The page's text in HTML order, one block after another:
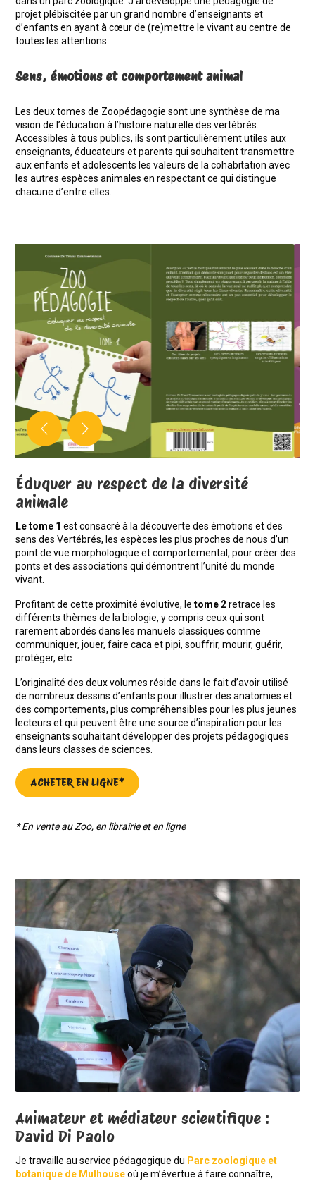
projet plébiscitée par un grand nombre d’enseignants et
d’enfants en ayant à cœur de (re)mettre le vivant au centre de
toutes les attentions.
Sens, émotions et comportement animal
Les deux tomes de Zoopédagogie sont une synthèse de ma
vision de l’éducation à l’histoire naturelle des vertébrés.
Accessibles à tous publics, ils sont particulièrement utiles aux
enseignants, éducateurs et parents qui souhaitent transmettre
aux enfants et adolescents les valeurs de la cohabitation avec
les autres espèces animales en respectant ce qui distingue
chacune d’entre elles.
Éduquer au respect de la diversité
animale
Le tome 1 est consacré à la découverte des émotions et des
sens des Vertébrés, les espèces les plus proches de nous d’un
point de vue morphologique et comportemental, pour créer des
ponts et des associations qui démontrent l’unité du monde
vivant.
Profitant de cette proximité évolutive, le tome 2retrace les
différents thèmes de la biologie, y compris ceux qui sont
rarement abordés dans les manuels classiques comme
communiquer, jouer, faire caca et pipi, souffrir, mourir, guérir,
protéger, etc….
L’originalité des deux volumes réside dans le fait d’avoir utilisé
de nombreux dessins d’enfants pour illustrer des anatomies et
des comportements, plus compréhensibles pour les plus jeunes
lecteurs et qui peuvent être une source d’inspiration pour les
enseignants souhaitant développer des projets pédagogiques
dans leurs classes de sciences.
ACHETER EN LIGNE*
* En vente au Zoo, en librairie et en ligne
Animateur et médiateur scientifique :
David Di Paolo
Je travaille au service pédagogique du Parc zoologique et
botanique de Mulhouseoù je m’évertue à faire connaître,